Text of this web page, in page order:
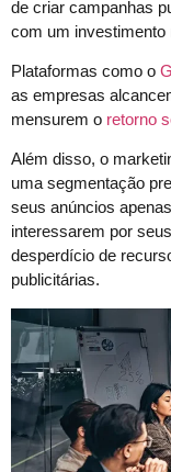
de criar campanhas
com um
Plataformas como o
as empresas
mensurem o retorno
Além disso, o
uma segmentação
seus anúncios
interessarem por
desperdício de
publicitárias.